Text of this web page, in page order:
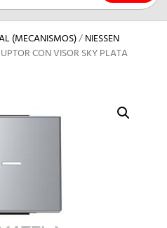
(MECANISMOS)/NIESSEN
CON VISOR SKY PLATA